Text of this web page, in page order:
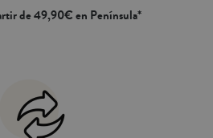
de 49,90€ en Península*